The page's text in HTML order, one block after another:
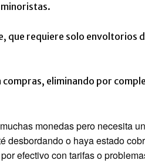
que requiere solo envoltorios
eliminando por
monedas pero necesita
desbordando o haya estado
efectivo con tarifas o